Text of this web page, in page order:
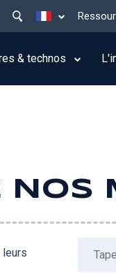
Lister les
menu
top
& technos
NOS
leurs